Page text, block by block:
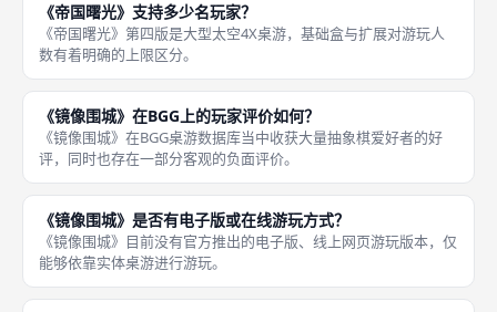
《帝国曙光》支持多少名玩家？
《帝国曙光》第四版是大型太空4X桌游，基础盒与扩展对游玩人
数有着明确的上限区分。
《镜像围城》在BGG上的玩家评价如何？
《镜像围城》在BGG桌游数据库当中收获大量抽象棋爱好者的好
评，同时也存在一部分客观的负面评价。
《镜像围城》是否有电子版或在线游玩方式？
《镜像围城》目前没有官方推出的电子版、线上网页游玩版本，仅
能够依靠实体桌游进行游玩。